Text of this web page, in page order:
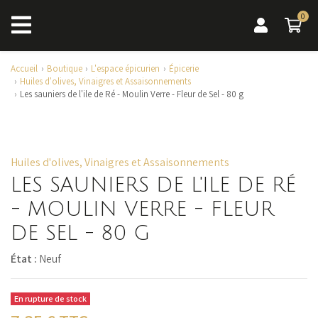
0
0
Accueil Boutique L'espace épicurien
Épicerie
Huiles d'olives, Vinaigres et Assaisonnements
Les sauniers de l'ile de Ré - Moulin Verre - Fleur de Sel - 80 g
Huiles d'olives, Vinaigres et Assaisonnements
LES SAUNIERS DE L'ILE DE RÉ
- MOULIN VERRE - FLEUR
DE SEL - 80 G
État : Neuf
En rupture de stock